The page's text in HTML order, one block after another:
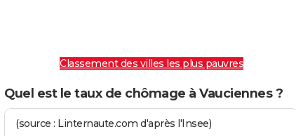
Classement des villes les plus pauvres
Quel est le taux de chômage à Vauciennes ?
(source : Linternaute.com d'après l'Insee)